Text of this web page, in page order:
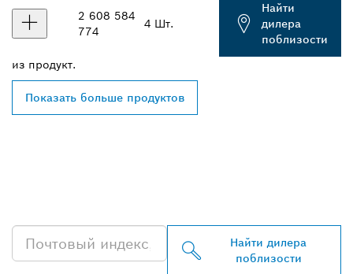
2 608 584
774
4 Шт.
Найти
дилера
поблизости
из продукт.
Показать больше продуктов
Найти дилера
поблизости